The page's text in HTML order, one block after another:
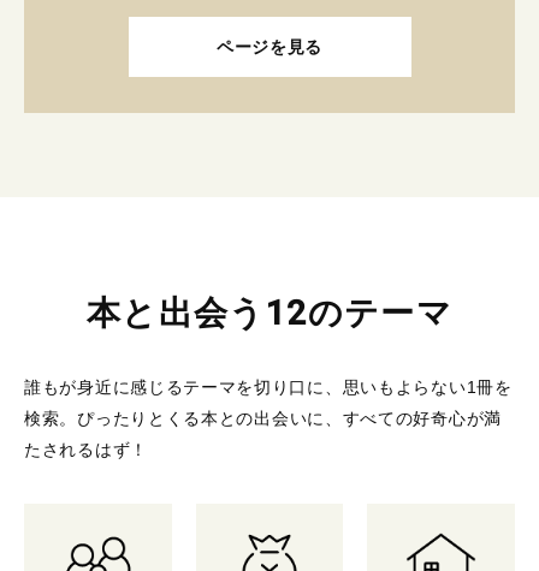
ページを見る
本と出会う12のテーマ
誰もが身近に感じるテーマを切り口に、思いもよらない1冊を
検索。 ぴったりとくる本との出会いに、すべての好奇心が満
たされるはず！